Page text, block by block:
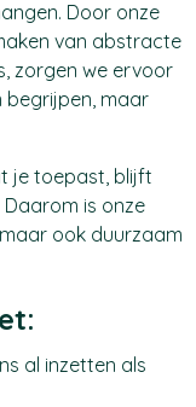
Door onze
van abstracte
zorgen we ervoor
begrijpen, maar
je toepast, blijft
is onze
ook duurzaam
al inzetten als